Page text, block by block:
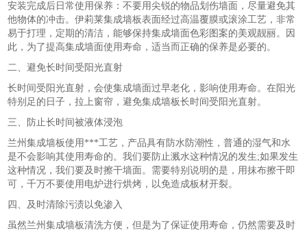
安装完成后日常使用保养：不要用尖锐的物品划伤墙面，尽量避免其
他物体的冲击。伊莉莱集成墙板表面经过高温覆膜或滚涂工艺，非常
易于打理，定期的清洁，能够保持集成墙面色彩图案的美观靓丽。因
此，为了提高集成墙面使用寿命，适当而正确的保养是必要的。
二、避免长时间受阳光直射
长时间受阳光直射，会使集成墙面过早老化，影响使用寿命。在阳光
特别足的日子，拉上窗帘，避免集成墙板长时间受阳光直射。
三、防止长时间被液体浸泡
兰州集成墙板使用***工艺，产品具有防水防潮性，普通的湿气和水
是不会影响其使用寿命的。我们要防止溅水这种情况的发生;如果发生
这种情况，我们要及时擦干墙面。需要特别说明的是，用抹布擦干即
可，千万不要使用电炉进行烘烤，以免造成板材开裂。
四、及时清除污渍以免渗入
虽然兰州集成墙板清洗方便，但是为了保证使用寿命，仍然需要及时